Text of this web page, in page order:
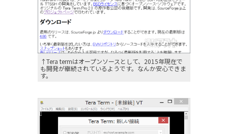
↑Tera termはオープンソースとして、2015年現在で
も開発が継続されているようです。なんか安心できま
す。